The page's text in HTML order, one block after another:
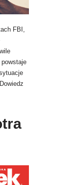
FBI,
Dowiedz